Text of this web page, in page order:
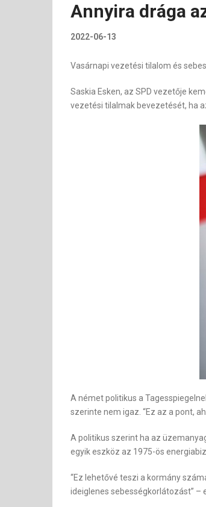
Annyira drága
2022-06-13
Vasárnapi vezetési tilalom és
Saskia Esken, az SPD vezetője
vezetési tilalmak bevezetését, ha
A német politikus a
szerinte nem igaz. “Ez az a pont,
A politikus szerint ha az
egyik eszköz az 1975-ös
“Ez lehetővé teszi a kormány
ideiglenes sebességkorlátozást” –